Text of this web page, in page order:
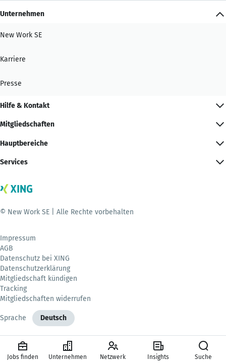
Unternehmen
New Work SE
Karriere
Presse
Hilfe & Kontakt
Mitgliedschaften
Hauptbereiche
Services
© New Work SE | Alle Rechte vorbehalten
Impressum
AGB
Datenschutz bei XING
Datenschutzerklärung
Mitgliedschaft kündigen
Tracking
Mitgliedschaften widerrufen
Sprache Deutsch
Jobs finden Unternehmen Netzwerk Insights Suche